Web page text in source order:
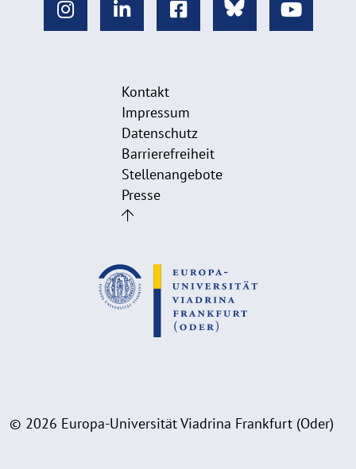
Kontakt
Impressum
Datenschutz
Barrierefreiheit
Stellenangebote
Presse
© 2026 Europa-Universität Viadrina Frankfurt (Oder)